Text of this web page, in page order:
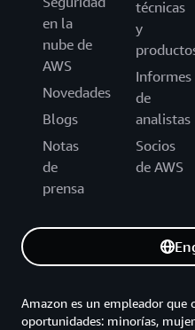
en la
nube de
AWS
Novedades
Blogs
Notas
de
prensa
técnicas
y
Informes
de
analistas
Socios
de AWS
Amazon es un empleador que
oportunidades: minorías,